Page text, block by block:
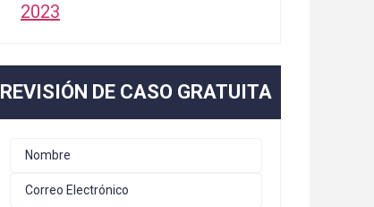
2023
REVISIÓN DE CASO GRATUITA